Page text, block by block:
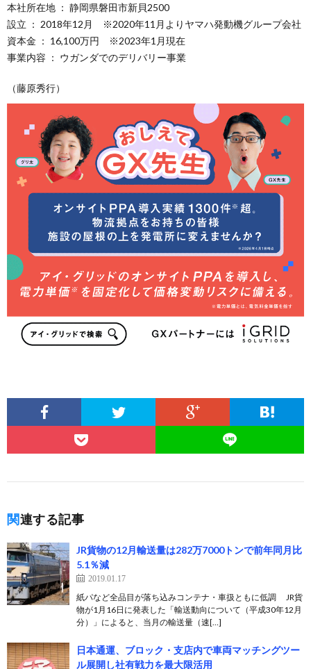
本社所在地 ： 静岡県磐田市新貝2500
設立 ： 2018年12月 ※2020年11月よりヤマハ発動機グループ会社
資本金 ： 16,100万円 ※2023年1月現在
事業内容 ： ウガンダでのデリバリー事業
（藤原秀行）
関連する記事
JR貨物の12月輸送量は282万7000トンで前年同月比
5.1％減
2019.01.17
紙パなど全品目が落ち込みコンテナ・車扱ともに低調 JR貨
物が1月16日に発表した「輸送動向について（平成30年12月
分）」によると、当月の輸送量（速[…]
日本通運、ブロック・支店内で車両マッチングツー
ル展開し社有戦力を最大限活用